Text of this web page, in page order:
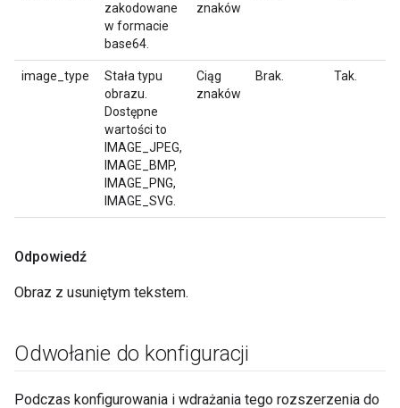
zakodowane
w formacie
base64.
znaków
image_type
Stała typu
obrazu.
Dostępne
wartości to
IMAGE_JPEG,
IMAGE_BMP,
IMAGE_PNG,
IMAGE_SVG.
Ciąg
znaków
Brak. Tak.
Odpowiedź
Obraz z usuniętym tekstem.
Odwołanie do konfiguracji
Podczas konfigurowania i wdrażania tego rozszerzenia do